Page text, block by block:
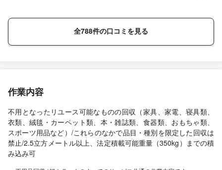
全788件の口コミを見る
作業内容
不用となったリユース可能なものの回収（家具、家電、寝具類、
衣類、絨毯・カーペット類、本・雑誌類、食器類、おもちゃ類、
スポーツ用品など）/これらのなかで品目・種別を限定した回収は
禁止/2.5立方メートル以上、法定積載可能重量（350kg）までの積
み込み可